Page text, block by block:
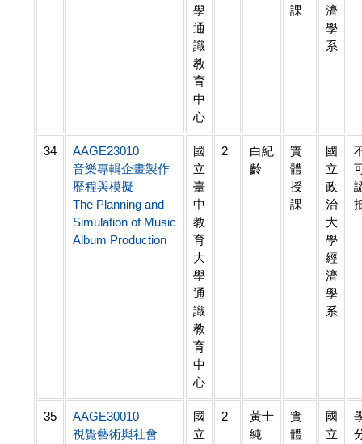
學
通
識
教
育
中
心
課
濟
學
系
34
AAGE23010
音樂專輯企畫製作
歷程與模擬
The Planning and
Simulation of Music
Album Production
國
立
臺
中
教
育
大
學
通
識
教
育
中
心
2
白紀
齡
實
體
授
課
國
立
政
治
大
學
經
濟
學
系
35
AAGE30010
視覺藝術與社會
國
立
2
黃士
純
實
體
國
立